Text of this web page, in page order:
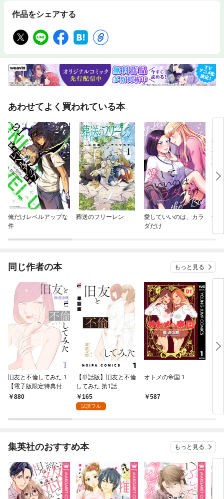
作品をシェアする
あわせてよく買われている本
俺だけレベルアップな
件
葬送のフリーレン
愛していいのは、カラ
ダだけ
合
同じ作者の本 もっと見る
旧友と不倫してみた 1
【電子版限定特典付
き】880
【単話版】旧友と不倫
してみた 第1話
165
試読フル
オトメの帝国 1
587
集英社のおすすめ本 もっと見る